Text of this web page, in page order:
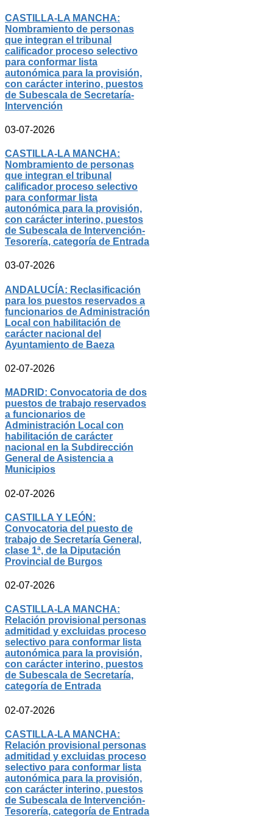
CASTILLA-LA MANCHA:
Nombramiento de personas
que integran el tribunal
calificador proceso selectivo
para conformar lista
autonómica para la provisión,
con carácter interino, puestos
de Subescala de Secretaría-
Intervención
03-07-2026
CASTILLA-LA MANCHA:
Nombramiento de personas
que integran el tribunal
calificador proceso selectivo
para conformar lista
autonómica para la provisión,
con carácter interino, puestos
de Subescala de Intervención-
Tesorería, categoría de Entrada
03-07-2026
ANDALUCÍA: Reclasificación
para los puestos reservados a
funcionarios de Administración
Local con habilitación de
carácter nacional del
Ayuntamiento de Baeza
02-07-2026
MADRID: Convocatoria de dos
puestos de trabajo reservados
a funcionarios de
Administración Local con
habilitación de carácter
nacional en la Subdirección
General de Asistencia a
Municipios
02-07-2026
CASTILLA Y LEÓN:
Convocatoria del puesto de
trabajo de Secretaría General,
clase 1ª, de la Diputación
Provincial de Burgos
02-07-2026
CASTILLA-LA MANCHA:
Relación provisional personas
admitidad y excluidas proceso
selectivo para conformar lista
autonómica para la provisión,
con carácter interino, puestos
de Subescala de Secretaría,
categoría de Entrada
02-07-2026
CASTILLA-LA MANCHA:
Relación provisional personas
admitidad y excluidas proceso
selectivo para conformar lista
autonómica para la provisión,
con carácter interino, puestos
de Subescala de Intervención-
Tesorería, categoría de Entrada